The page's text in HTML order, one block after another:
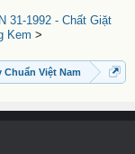
31-1992 - Chất Giặt
Kem >
Chuẩn Việt Nam